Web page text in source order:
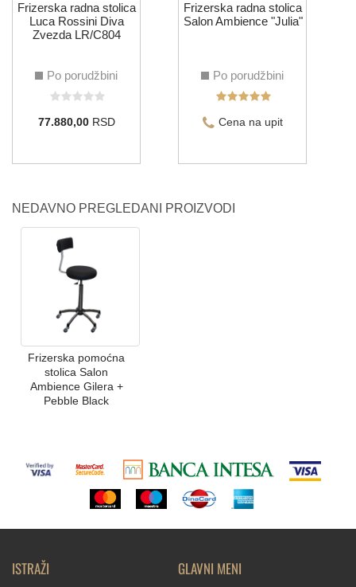
Frizerska radna stolica
Luca Rossini Diva
Zvezda LR/C804
Po porudžbini
77.880,00RSD
Frizerska radna stolica
Salon Ambience "Julia"
Po porudžbini
Cena na upit
NEDAVNO PREGLEDANI PROIZVODI
Frizerska pomoćna
stolica Salon
Ambience Gilera +
Pebble Black
ISTRAŽI GLAVNI MENI